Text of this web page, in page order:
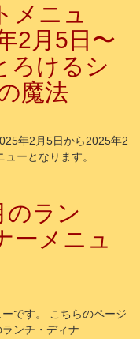
メニュ
2月5日〜
ろけるシ
魔法
年2月5日から2025年2
ーとなります。
のラン
ーメニュ
です。 こちらのページ
ンチ・ディナ